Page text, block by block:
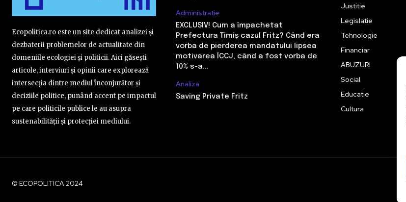
Ecopolitica.ro este un site dedicat analizei și
dezbaterii problemelor de actualitate din
domeniile ecologiei și politicii. Aici găsești
articole, interviuri și opinii care explorează
intersecția dintre mediul înconjurător și
deciziile politice, punând accent pe impactul
pe care politicile publice le au asupra
sustenabilității și protecției mediului.
Administratie
EXCLUSIV! Cum a împachetat
Prefectura Timiș cazul Fritz? Când era
vorba de pierderea mandatului lipsea
motivarea ÎCCJ, când a fost vorba de
10% s-a...
Analiza
Saving Private Fritz
Justitie
Legislatie
Tehnologie
Financiar
ABUZURI
Social
Educatie
Cultura
© ECOPOLITICA 2024